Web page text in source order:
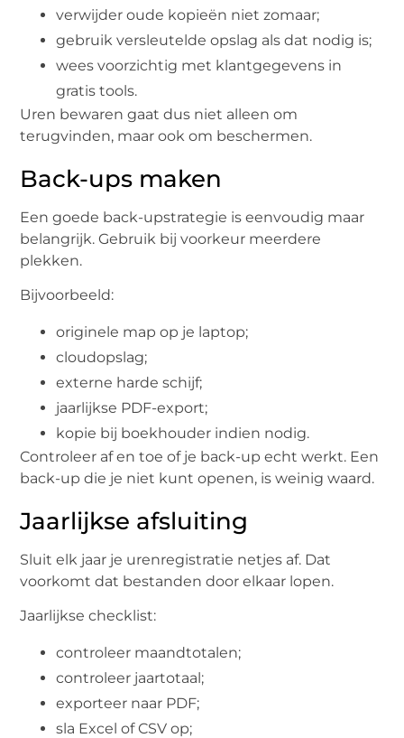
verwijder oude kopieën niet zomaar;
gebruik versleutelde opslag als dat nodig is;
wees voorzichtig met klantgegevens in
gratis tools.
Uren bewaren gaat dus niet alleen om
terugvinden, maar ook om beschermen.
Back-ups maken
Een goede back-upstrategie is eenvoudig maar
belangrijk. Gebruik bij voorkeur meerdere
plekken.
Bijvoorbeeld:
originele map op je laptop;
cloudopslag;
externe harde schijf;
jaarlijkse PDF-export;
kopie bij boekhouder indien nodig.
Controleer af en toe of je back-up echt werkt. Een
back-up die je niet kunt openen, is weinig waard.
Jaarlijkse afsluiting
Sluit elk jaar je urenregistratie netjes af. Dat
voorkomt dat bestanden door elkaar lopen.
Jaarlijkse checklist:
controleer maandtotalen;
controleer jaartotaal;
exporteer naar PDF;
sla Excel of CSV op;